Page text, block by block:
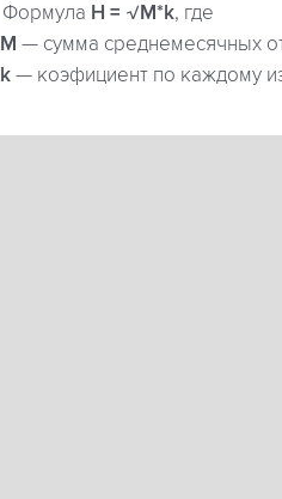
Формула H = √M*k, где
М — сумма среднемесячных
k — коэфициент по каждому